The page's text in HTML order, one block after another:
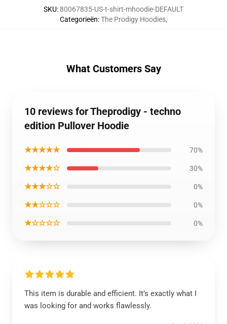
SKU:80067835-US-t-shirt-mhoodie-DEFAULT
Categorieën:The Prodigy Hoodies,
What Customers Say
10 reviews for Theprodigy - techno
edition Pullover Hoodie
★★★★★ 70%
★★★★☆ 30%
★★★☆☆ 0%
★★☆☆☆ 0%
★☆☆☆☆ 0%
This item is durable and efficient. It’s exactly what I
was looking for and works flawlessly.